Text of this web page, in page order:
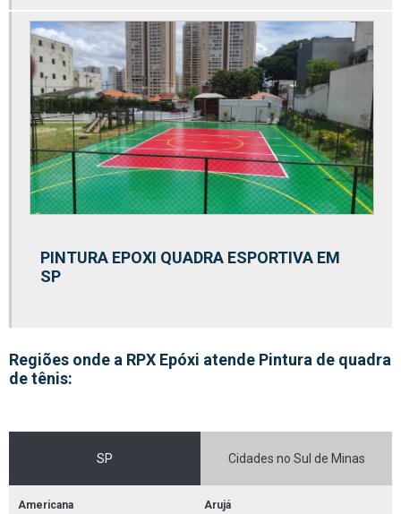
Pintura de quadras esportivas
Pintura de vaga estacionamento
Pintura de vagas de estacionamento preço
Pintura demarcação estacionamento
Pintura epóxi antiderrapante
Pintura epóxi autonivelante
Pintura epóxi cinza
Pintura epóxi cozinha industrial
Pintura epóxi hangar
Pintura epoxi industrial
Pintura epóxi m2
PINTURA EPOXI QUADRA ESPORTIVA EM
SP
Regiões onde a RPX Epóxi atende Pintura de quadra
de tênis:
SP Cidades no Sul de Minas
Americana Arujá